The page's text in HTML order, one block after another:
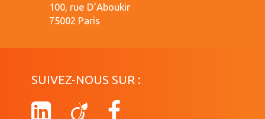
100, rue D’Aboukir
75002 Paris
SUIVEZ-NOUS SUR :